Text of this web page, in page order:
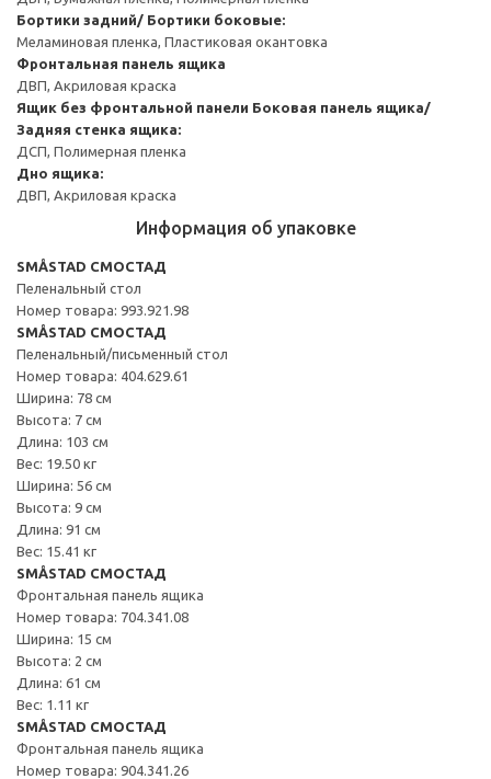
Бортики задний/ Бортики боковые:
Меламиновая пленка, Пластиковая окантовка
Фронтальная панель ящика
ДВП, Акриловая краска
Ящик без фронтальной панели Боковая панель ящика/
Задняя стенка ящика:
ДСП, Полимерная пленка
Дно ящика:
ДВП, Акриловая краска
Информация об упаковке
SMÅSTAD СМОСТАД
Пеленальный стол
Номер товара: 993.921.98
SMÅSTAD СМОСТАД
Пеленальный/письменный стол
Номер товара: 404.629.61
Ширина: 78 см
Высота: 7 см
Длина: 103 см
Вес: 19.50 кг
Ширина: 56 см
Высота: 9 см
Длина: 91 см
Вес: 15.41 кг
SMÅSTAD СМОСТАД
Фронтальная панель ящика
Номер товара: 704.341.08
Ширина: 15 см
Высота: 2 см
Длина: 61 см
Вес: 1.11 кг
SMÅSTAD СМОСТАД
Фронтальная панель ящика
Номер товара: 904.341.26